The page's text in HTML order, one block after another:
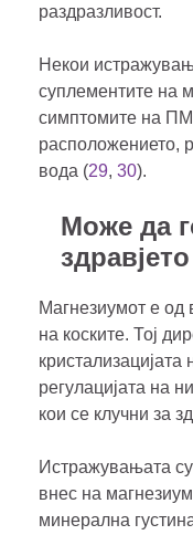
раздразливост.
Некои
суплементите на
симптомите на
расположението,
вода (29, 30).
Може да
Магнезиумот е од
на коските. Тој
кристализацијата
регулацијата на
кои се клучни за
Истражувањата
внес на
минерална